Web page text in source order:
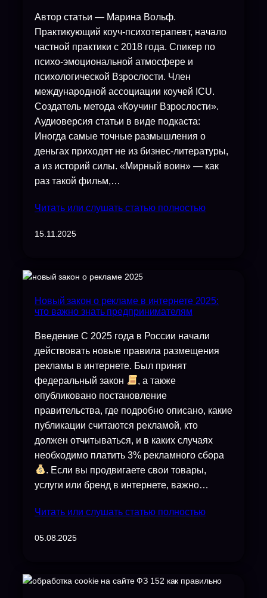
Автор статьи — Марина Вольф.
Практикующий коуч-психотерапевт, начало
частной практики с 2018 года. Спикер по
психо-эмоциональной атмосфере и
психологической Взрослости. Член
международной ассоциации коучей ICU.
Создатель метода «Коучинг Взрослости».
Аудиоверсия статьи в виде подкаста:
Иногда самые точные размышления о
деньгах приходят не из бизнес-литературы,
а из историй силы. «Мирный воин» — как
раз такой фильм,…
Читать или слушать статью полностью
15.11.2025
Новый закон о рекламе в интернете 2025:
что важно знать предпринимателям
Введение С 2025 года в России начали
действовать новые правила размещения
рекламы в интернете. Был принят
федеральный закон
, а также
опубликовано постановление
правительства, где подробно описано, какие
публикации считаются рекламой, кто
должен отчитываться, и в каких случаях
необходимо платить 3% рекламного сбора
. Если вы продвигаете свои товары,
услуги или бренд в интернете, важно…
Читать или слушать статью полностью
05.08.2025